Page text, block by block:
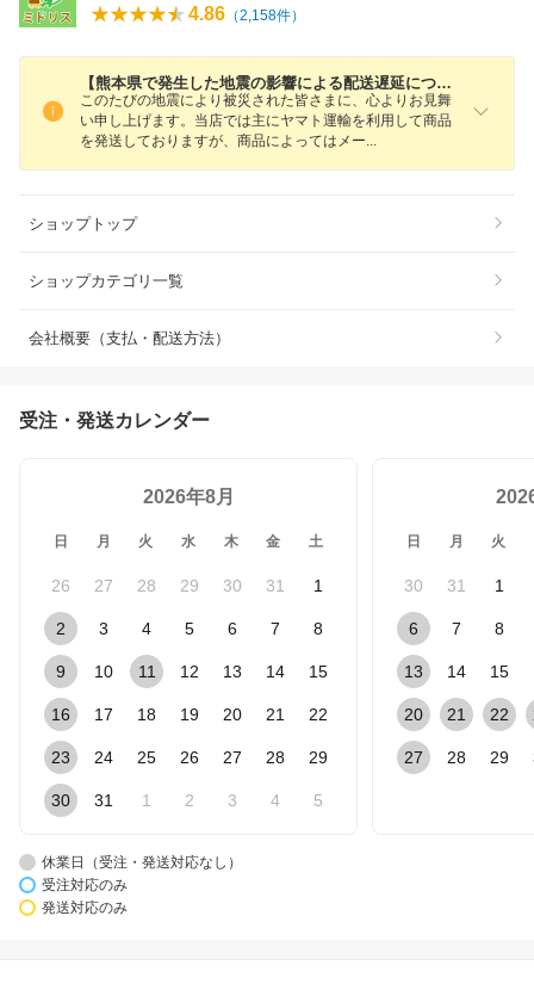
4.86 （2,158件）
【熊本県で発生した地震の影響による配送遅延について】
このたびの地震により被災された皆さまに、心よりお見舞
い申し上げます。当店では主にヤマト運輸を利用して商品
を発送しておりますが、商品によってはメ ー
ショップトップ
ショップカテゴリ一覧
会社概要（支払・配送方法）
受注・発送カレンダー
2026年8月
日 月 火 水 木 金 土
26 27 28 29 30 31 1
2 3 4 5 6 7 8
9 10 11 12 13 14 15
16 17 18 19 20 21 22
23 24 25 26 27 28 29
30 31 1 2 3 4 5
日 月 火
30 31 1
6 7 8
13 14 15
20 21 22
27 28 29
休業日（受注・発送対応なし）
受注対応のみ
発送対応のみ